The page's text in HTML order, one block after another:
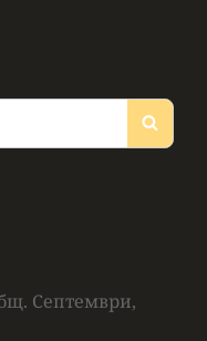
Септември,